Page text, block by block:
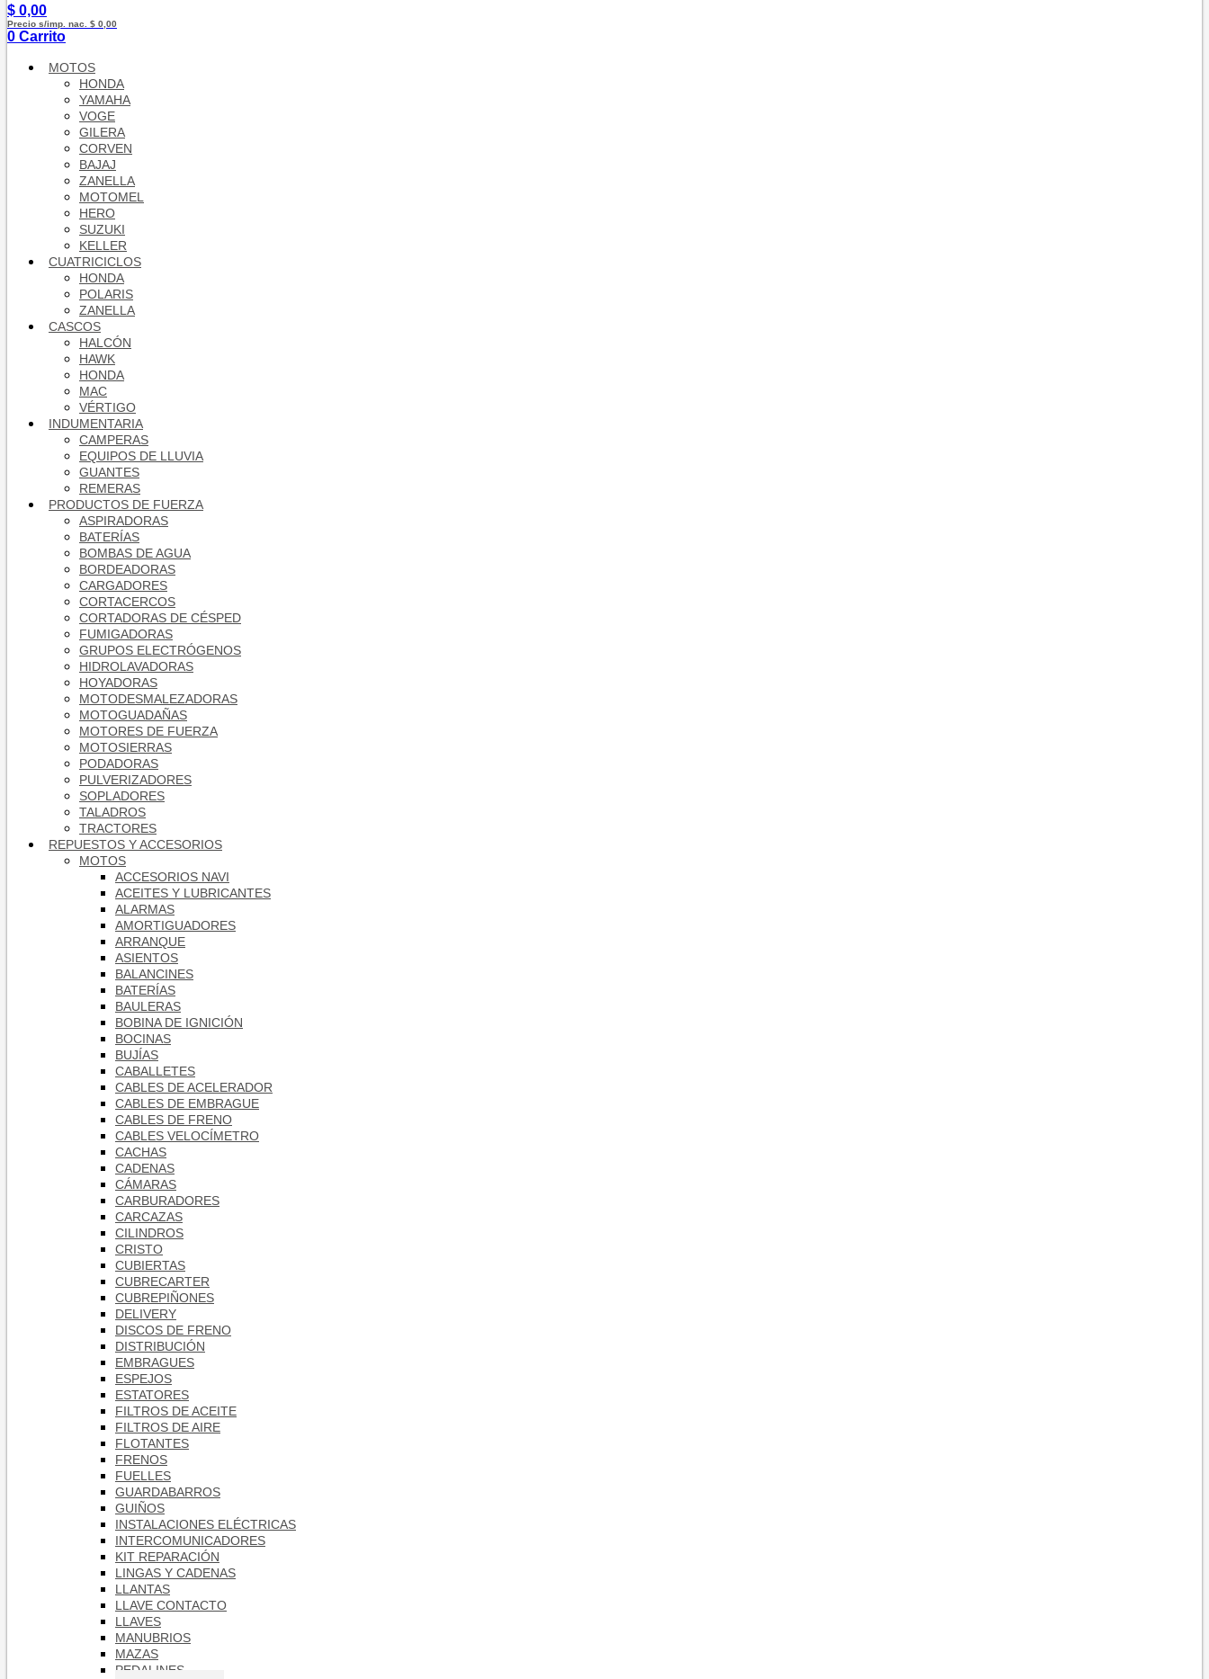
$ 0,00
Precio s/imp. nac. $ 0,00
0 Carrito
MOTOS
HONDA
YAMAHA
VOGE
GILERA
CORVEN
BAJAJ
ZANELLA
MOTOMEL
HERO
SUZUKI
KELLER
CUATRICICLOS
HONDA
POLARIS
ZANELLA
CASCOS
HALCÓN
HAWK
HONDA
MAC
VÉRTIGO
INDUMENTARIA
CAMPERAS
EQUIPOS DE LLUVIA
GUANTES
REMERAS
PRODUCTOS DE FUERZA
ASPIRADORAS
BATERÍAS
BOMBAS DE AGUA
BORDEADORAS
CARGADORES
CORTACERCOS
CORTADORAS DE CÉSPED
FUMIGADORAS
GRUPOS ELECTRÓGENOS
HIDROLAVADORAS
HOYADORAS
MOTODESMALEZADORAS
MOTOGUADAÑAS
MOTORES DE FUERZA
MOTOSIERRAS
PODADORAS
PULVERIZADORES
SOPLADORES
TALADROS
TRACTORES
REPUESTOS Y ACCESORIOS
MOTOS
ACCESORIOS NAVI
ACEITES Y LUBRICANTES
ALARMAS
AMORTIGUADORES
ARRANQUE
ASIENTOS
BALANCINES
BATERÍAS
BAULERAS
BOBINA DE IGNICIÓN
BOCINAS
BUJÍAS
CABALLETES
CABLES DE ACELERADOR
CABLES DE EMBRAGUE
CABLES DE FRENO
CABLES VELOCÍMETRO
CACHAS
CADENAS
CÁMARAS
CARBURADORES
CARCAZAS
CILINDROS
CRISTO
CUBIERTAS
CUBRECARTER
CUBREPIÑONES
DELIVERY
DISCOS DE FRENO
DISTRIBUCIÓN
EMBRAGUES
ESPEJOS
ESTATORES
FILTROS DE ACEITE
FILTROS DE AIRE
FLOTANTES
FRENOS
FUELLES
GUARDABARROS
GUIÑOS
INSTALACIONES ELÉCTRICAS
INTERCOMUNICADORES
KIT REPARACIÓN
LINGAS Y CADENAS
LLANTAS
LLAVE CONTACTO
LLAVES
MANUBRIOS
MAZAS
PEDALINES